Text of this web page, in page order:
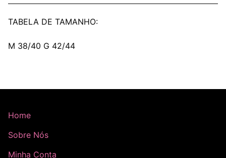
TABELA DE TAMANHO:
M 38/40 G 42/44
Home
Sobre Nós
Minha Conta